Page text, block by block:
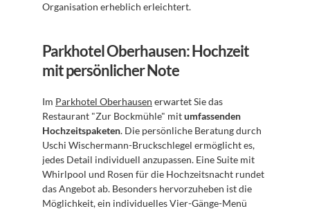
Organisation erheblich erleichtert.
Parkhotel Oberhausen: Hochzeit
mit persönlicher Note
Im Parkhotel Oberhausen erwartet Sie das
Restaurant "Zur Bockmühle" mit umfassenden
Hochzeitspaketen. Die persönliche Beratung durch
Uschi Wischermann-Bruckschlegel ermöglicht es,
jedes Detail individuell anzupassen. Eine Suite mit
Whirlpool und Rosen für die Hochzeitsnacht rundet
das Angebot ab. Besonders hervorzuheben ist die
Möglichkeit, ein individuelles Vier-Gänge-Menü